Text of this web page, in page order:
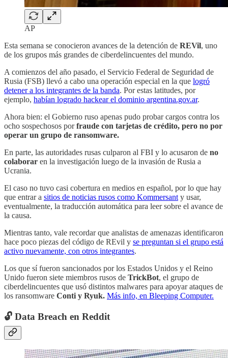
AP
Esta semana se conocieron avances de la detención de REVil, uno
de los grupos más grandes de ciberdelincuentes del mundo.
A comienzos del año pasado, el Servicio Federal de Seguridad de
Rusia (FSB) llevó a cabo una operación especial en la que logró
detener a los integrantes de la banda. Por estas latitudes, por
ejemplo, habían logrado hackear el dominio argentina.gov.ar.
Ahora bien: el Gobierno ruso apenas pudo probar cargos contra los
ocho sospechosos porfraude con tarjetas de crédito, pero no por
operar un grupo de ransomware.
En parte, las autoridades rusas culparon al FBI y lo acusaron de no
colaborar en la investigación luego de la invasión de Rusia a
Ucrania.
El caso no tuvo casi cobertura en medios en español, por lo que hay
que entrar a sitios de noticias rusos como Kommersant y usar,
eventualmente, la traducción automática para leer sobre el avance de
la causa.
Mientras tanto, vale recordar que analistas de amenazas identificaron
hace poco piezas del código de REvil y se preguntan si el grupo está
activo nuevamente, con otros integrantes.
Los que sí fueron sancionados por los Estados Unidos y el Reino
Unido fueron siete miembros rusos de TrickBot, el grupo de
ciberdelincuentes que usó distintos malwares para apoyar ataques de
los ransomware Conti y Ryuk. Más info, en Bleeping Computer.
🔓 Data Breach en Reddit